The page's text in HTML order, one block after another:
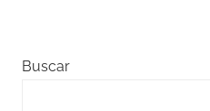
Buscar